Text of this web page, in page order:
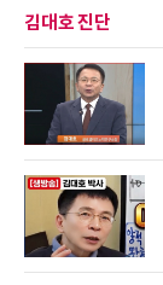
김대호 진단